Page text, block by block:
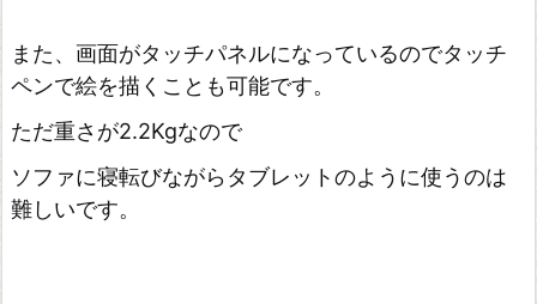
また、画面がタッチパネルになっているのでタッチ
ペンで絵を描くことも可能です。
ただ重さが2.2Kgなので
ソファに寝転びながらタブレットのように使うのは
難しいです。